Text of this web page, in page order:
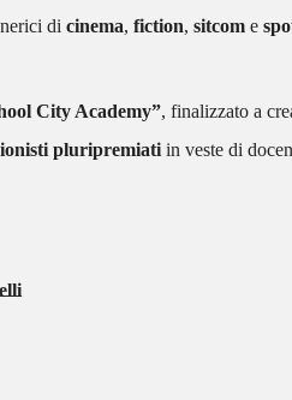
di cinema, fiction, sitcom e
City Academy”, finalizzato a
pluripremiati in veste di